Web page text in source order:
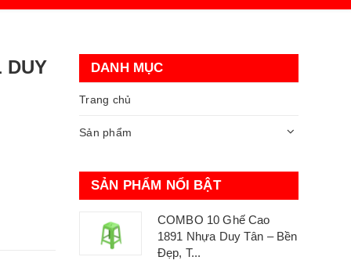
DUY
DANH MỤC
Trang chủ
Sản phẩm
SẢN PHẨM NỔI BẬT
COMBO 10 Ghế Cao
1891 Nhựa Duy Tân – Bền
Đẹp, T...